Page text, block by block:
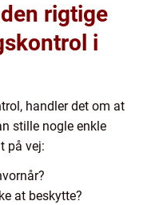
rigtige
i
handler det om at
stille nogle enkle
på vej:
at beskytte?